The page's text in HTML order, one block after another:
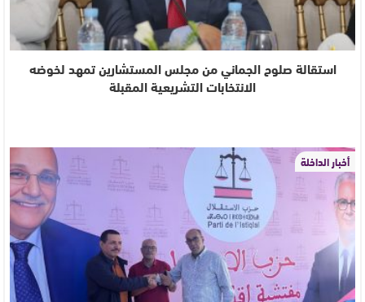
استقالة صلوح الجماني من مجلس المستشارين تمهد لخوضه
الانتخابات التشريعية المقبلة
أخبار الداخلة